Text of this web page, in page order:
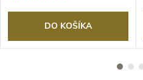
DO KOŠÍKA